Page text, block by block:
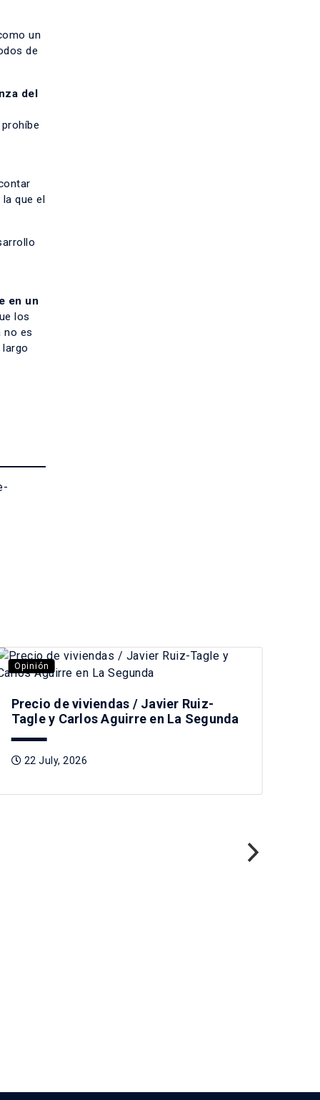
un
de
del
que el
en un
los
no es
Opinión
Precio de viviendas / Javier Ruiz-
Tagle y Carlos Aguirre en La Segunda
22 July, 2026